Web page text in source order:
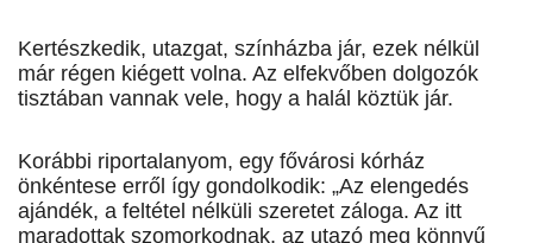
Kertészkedik, utazgat, színházba jár, ezek nélkül
már régen kiégett volna. Az elfekvőben dolgozók
tisztában vannak vele, hogy a halál köztük jár.
Korábbi riportalanyom, egy fővárosi kórház
önkéntese erről így gondolkodik: „Az elengedés
ajándék, a feltétel nélküli szeretet záloga. Az itt
maradottak szomorkodnak, az utazó meg könnyű